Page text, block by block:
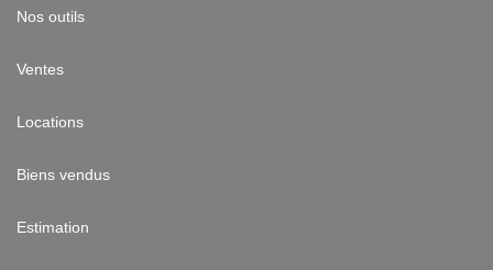
Nos outils
Ventes
Locations
Biens vendus
Estimation